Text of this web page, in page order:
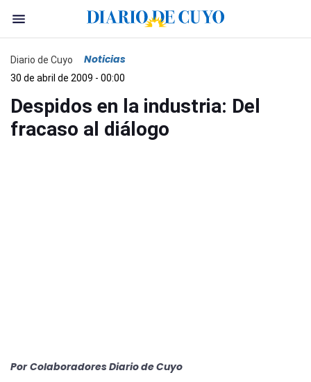
Diario de Cuyo Noticias
30 de abril de 2009 - 00:00
Despidos en la industria: Del
fracaso al diálogo
Por Colaboradores Diario de Cuyo